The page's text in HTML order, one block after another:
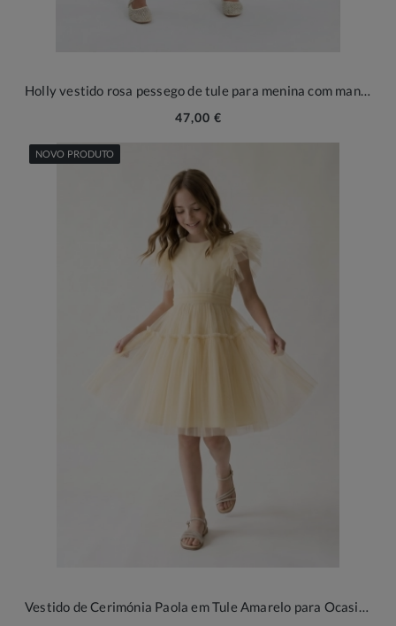
Holly vestido rosa pessego de tule para menina com mangas compridas
47,00 €
Vestido de Cerimónia Paola em Tule Amarelo para Ocasiões Especiais
NOVO PRODUTO